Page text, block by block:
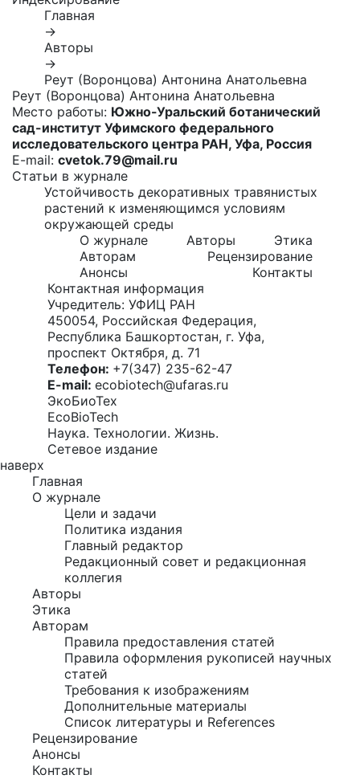
Главная
→
Авторы
→
Реут (Воронцова) Антонина Анатольевна
Реут (Воронцова) Антонина Анатольевна
Место работы: Южно-Уральский ботанический
сад-институт Уфимского федерального
исследовательского центра РАН, Уфа, Россия
E-mail: cvetok.79@mail.ru
Статьи в журнале
Устойчивость декоративных травянистых
растений к изменяющимся условиям
окружающей среды
О журнале
Авторы
Этика
Авторам
Рецензирование
Анонсы
Контакты
ЭкоБиоТех
EcoBioTech
Наука. Технологии. Жизнь.
Сетевое издание
Контактная информация
Учредитель: УФИЦ РАН
450054, Российская Федерация,
Республика Башкортостан, г. Уфа,
проспект Октября, д. 71
Телефон: +7(347) 235-62-47
E-mail: ecobiotech@ufaras.ru
наверх
Главная
О журнале
Цели и задачи
Политика издания
Главный редактор
Редакционный совет и редакционная
коллегия
Авторы
Этика
Авторам
Правила предоставления статей
Правила оформления рукописей научных
статей
Требования к изображениям
Дополнительные материалы
Список литературы и References
Рецензирование
Анонсы
Контакты